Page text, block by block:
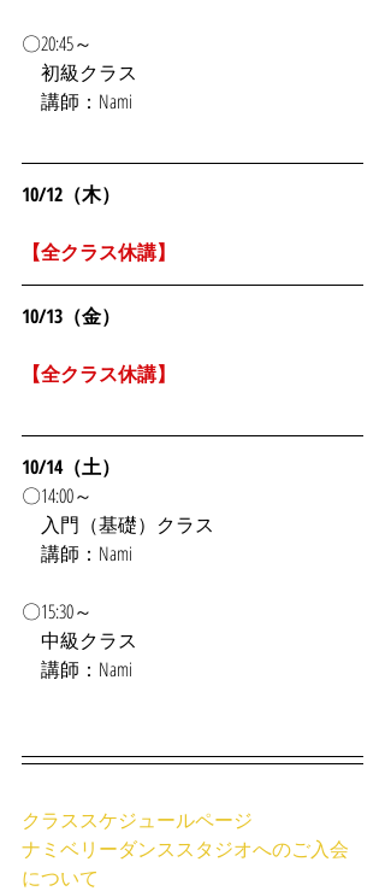
〇20:45～
初級クラス
講師：Nami
10/12（木）
【全クラス休講】
10/13（金）
【全クラス休講】
10/14（土）
〇14:00～
入門（基礎）クラス
講師：Nami
〇15:30～
中級クラス
講師：Nami
クラススケジュールページ
ナミベリーダンススタジオへのご入会
について